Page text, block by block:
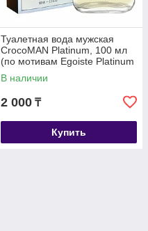
Туалетная вода мужская
CrocoMAN Platinum, 100 мл
(по мотивам Egoiste Platinum
(Chanel)
В наличии
2 000 ₸
Купить